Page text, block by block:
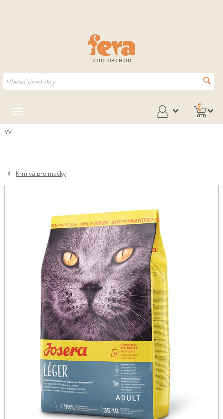
ZOO OBCHOD
0
vv
Krmivá pre mačky